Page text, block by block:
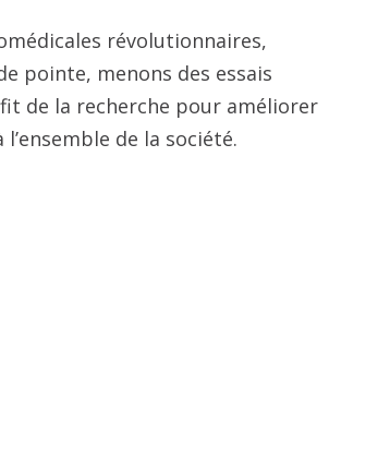
révolutionnaires,
pointe, menons des essais
de la recherche pour améliorer
de la société.